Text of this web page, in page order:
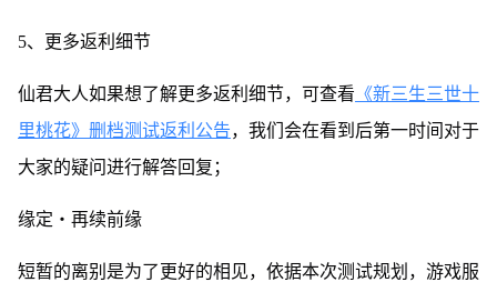
5、更多返利细节
仙君大人如果想了解更多返利细节，可查看 《新三生三世十
里桃花》删档测试返利公告，我们会在看到后第一时间对于
大家的疑问进行解答回复；
缘定・再续前缘
短暂的离别是为了更好的相见，依据本次测试规划，游戏服